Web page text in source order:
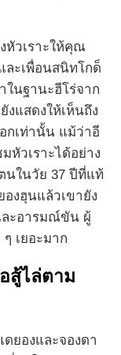
หัวเราะให้คุณ
ละเพื่อนสนิทโกด็
ในฐานะฮีโร่จาก
แสดงให้เห็นถึง
กเท่านั้น แม้ว่าอี
หัวเราะได้อย่าง
ในวัย 37 ปีที่แท้
องฮุนแล้วเขายัง
ละอารมณ์ขัน ผู้
เยอะมาก
สู้ไล่ตาม
ยองและจองดา